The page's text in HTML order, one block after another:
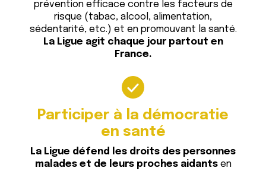
prévention efficace contre les facteurs de
risque (tabac, alcool, alimentation,
sédentarité, etc.) et en promouvant la santé.
La Ligue agit chaque jour partout en
France.
Participer à la démocratie
en santé
La Ligue défend les droits des personnes
malades et de leurs proches aidantsen